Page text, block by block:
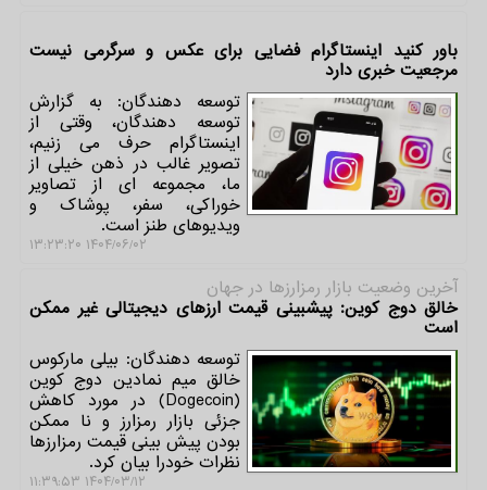
باور کنید اینستاگرام فضایی برای عکس و سرگرمی نیست
مرجعیت خبری دارد
توسعه دهندگان: به گزارش
توسعه دهندگان، وقتی از
اینستاگرام حرف می زنیم،
تصویر غالب در ذهن خیلی از
ما، مجموعه ای از تصاویر
خوراکی، سفر، پوشاک و
ویدیوهای طنز است.
۱۴۰۴/۰۶/۰۲ ۱۳:۲۳:۲۰
آخرین وضعیت بازار رمزارزها در جهان
خالق دوج کوین: پیشبینی قیمت ارزهای دیجیتالی غیر ممکن
است
توسعه دهندگان: بیلی مارکوس
خالق میم نمادین دوج کوین
(Dogecoin) در مورد کاهش
جزئی بازار رمزارز و نا ممکن
بودن پیش بینی قیمت رمزارزها
نظرات خودرا بیان کرد.
۱۴۰۴/۰۳/۱۲ ۱۱:۳۹:۵۳